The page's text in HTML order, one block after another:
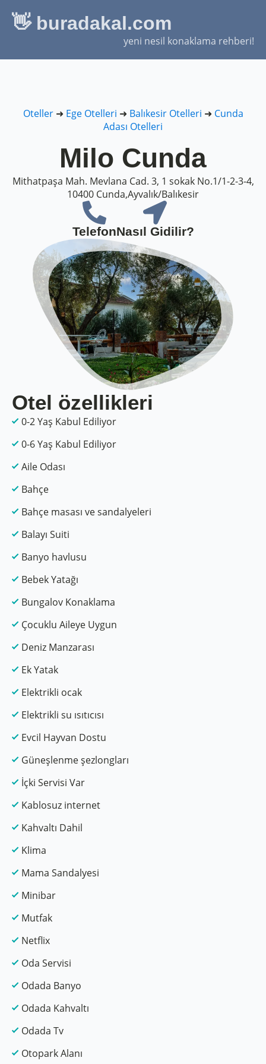
👋 buradakal.com
yeni nesil konaklama rehberi!
Oteller➜ Ege Otelleri ➜ Balıkesir Otelleri ➜ Cunda
Adası Otelleri
Milo Cunda
Mithatpaşa Mah. Mevlana Cad. 3, 1 sokak No.1/1-2-3-4,
10400 Cunda,Ayvalık/Balıkesir
TelefonNasıl Gidilir?
Otel özellikleri
0-2 Yaş Kabul Ediliyor
0-6 Yaş Kabul Ediliyor
Aile Odası
Bahçe
Bahçe masası ve sandalyeleri
Balayı Suiti
Banyo havlusu
Bebek Yatağı
Bungalov Konaklama
Çocuklu Aileye Uygun
Deniz Manzarası
Ek Yatak
Elektrikli ocak
Elektrikli su ısıtıcısı
Evcil Hayvan Dostu
Güneşlenme şezlongları
İçki Servisi Var
Kablosuz internet
Kahvaltı Dahil
Klima
Mama Sandalyesi
Minibar
Mutfak
Netflix
Oda Servisi
Odada Banyo
Odada Kahvaltı
Odada Tv
Otopark Alanı